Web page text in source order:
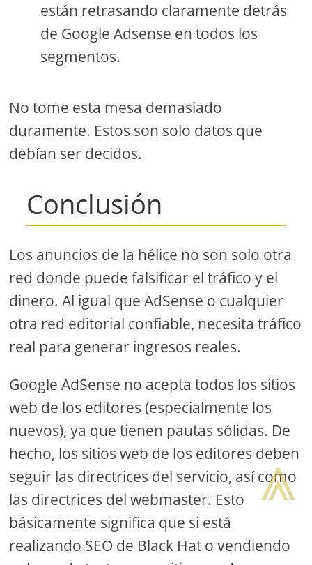
están retrasando claramente detrás
de Google Adsense en todos los
segmentos.
No tome esta mesa demasiado
duramente. Estos son solo datos que
debían ser decidos.
Conclusión
Los anuncios de la hélice no son solo otra
red donde puede falsificar el tráfico y el
dinero. Al igual que AdSense o cualquier
otra red editorial confiable, necesita tráfico
real para generar ingresos reales.
Google AdSense no acepta todos los sitios
web de los editores (especialmente los
nuevos), ya que tienen pautas sólidas. De
hecho, los sitios web de los editores deben
seguir las directrices del servicio, así como
las directrices del webmaster. Esto
básicamente significa que si está
realizando SEO de Black Hat o vendiendo
⩓